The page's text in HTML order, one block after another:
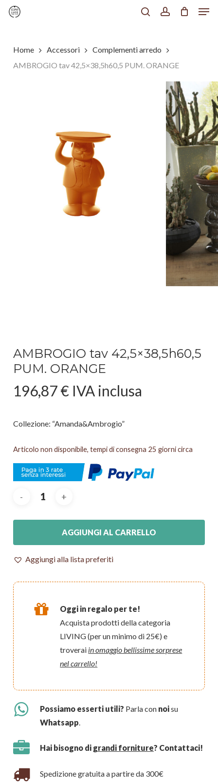
Skip
content
Home Accessori
Complementi arredo
AMBROGIO tav 42,5×38,5h60,5 PUM. ORANGE
AMBROGIO tav 42,5×38,5h60,5
PUM. ORANGE
196,87€ IVA inclusa
Collezione: “Amanda&Ambrogio”
Articolo non disponibile, tempi di consegna 25 giorni circa
AGGIUNGI AL CARRELLO
Aggiungi alla lista preferiti
Oggi in regalo per te!
Acquista prodotti della categoria
LIVING (per un minimo di 25€) e
troverai in omaggio bellissime sorprese
nel carrello!
Possiamo esserti utili? Parla con noisu
Whatsapp.
Hai bisogno di grandi forniture? Contattaci!
Spedizione gratuita a partire da 300€